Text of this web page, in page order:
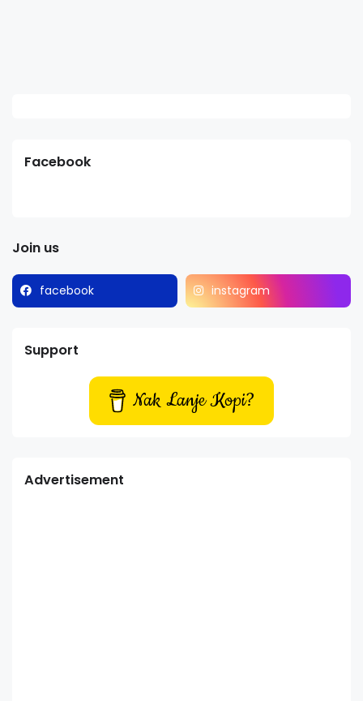
Facebook
Join us
facebook instagram
Support
Nak Lanje Kopi?
Advertisement